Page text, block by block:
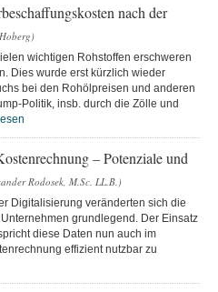
nach der
wichtigen Rohstoffen erschweren
Dies wurde erst kürzlich wieder
bei den Rohölpreisen und anderen
Politik, insb. durch die Zölle und
– Potenziale und
Rodosek, M.Sc. LL.B.)
Digitalisierung veränderten sich die
grundlegend. Der Einsatz
diese Daten nun auch im
effizient nutzbar zu